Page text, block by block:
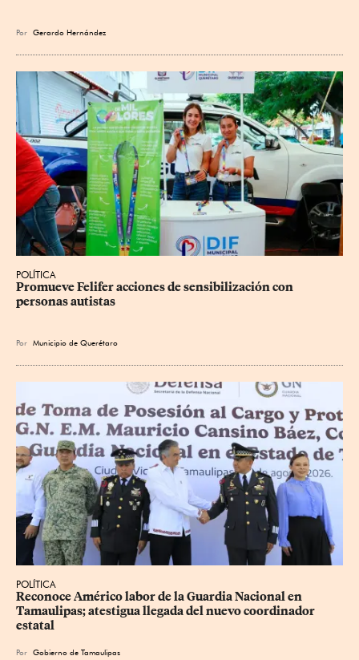
Por Gerardo Hernández
POLÍTICA
Promueve Felifer acciones de sensibilización con
personas autistas
Por Municipio de Querétaro
POLÍTICA
Reconoce Américo labor de la Guardia Nacional en
Tamaulipas; atestigua llegada del nuevo coordinador
estatal
Por Gobierno de Tamaulipas